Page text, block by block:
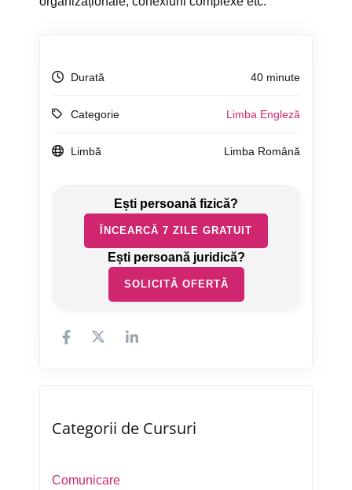
Durată 40 minute
Categorie Limba Engleză
Limbă Limba Română
ÎNCEARCĂ 7 ZILE GRATUIT
SOLICITĂ OFERTĂ
Categorii de Cursuri
Comunicare